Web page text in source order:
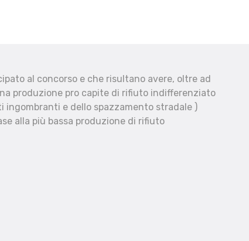
al concorso e che risultano avere, oltre ad
produzione pro capite di rifiuto indifferenziato
ingombranti e dello spazzamento stradale )
alla più bassa produzione di rifiuto